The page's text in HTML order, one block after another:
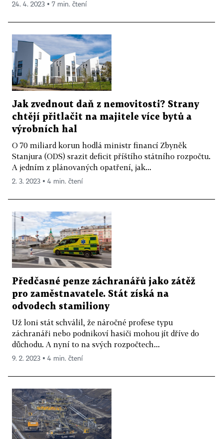
24. 4. 2023 ▪ 7 min. čtení
Jak zvednout daň z nemovitosti? Strany
chtějí přitlačit na majitele více bytů a
výrobních hal
O 70 miliard korun hodlá ministr financí Zbyněk
Stanjura (ODS) srazit deficit příštího státního rozpočtu.
A jedním z plánovaných opatření, jak...
2. 3. 2023 ▪ 4 min. čtení
Předčasné penze záchranářů jako zátěž
pro zaměstnavatele. Stát získá na
odvodech stamiliony
Už loni stát schválil, že náročné profese typu
záchranáři nebo podnikoví hasiči mohou jít dříve do
důchodu. A nyní to na svých rozpočtech...
9. 2. 2023 ▪ 4 min. čtení